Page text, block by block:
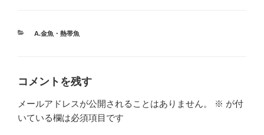
カ
A.金魚・熱帯魚
コメントを残す
メールアドレスが公開されることはありません。 ※ が付
いている欄は必須項目です